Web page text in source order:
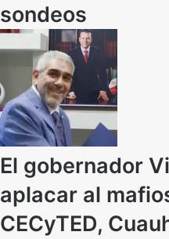
sondeos
El gobernador
aplacar al
CECyTED,